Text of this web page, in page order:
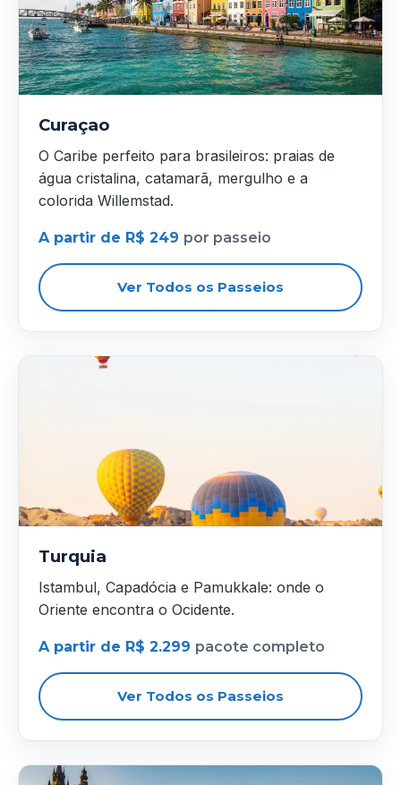
Curaçao
O Caribe perfeito para brasileiros: praias de
água cristalina, catamarã, mergulho e a
colorida Willemstad.
A partir de R$ 249 por passeio
Ver Todos os Passeios
Turquia
Istambul, Capadócia e Pamukkale: onde o
Oriente encontra o Ocidente.
A partir de R$ 2.299 pacote completo
Ver Todos os Passeios